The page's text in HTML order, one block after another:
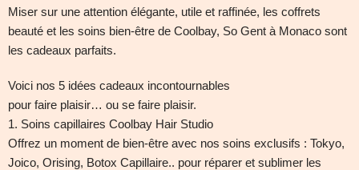
Miser sur une attention élégante, utile et raffinée, les coffrets
beauté et les soins bien-être de Coolbay, So Gent à Monaco sont
les cadeaux parfaits.
Voici nos 5 idées cadeaux incontournables
pour faire plaisir… ou se faire plaisir.
1. Soins capillaires Coolbay Hair Studio
Offrez un moment de bien-être avec nos soins exclusifs : Tokyo,
Joico, Orising, Botox Capillaire.. pour réparer et sublimer les